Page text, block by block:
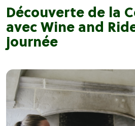
Découverte de la
avec Wine and
journée